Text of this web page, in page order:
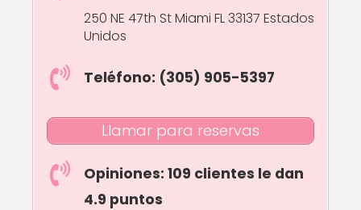
250 NE 47th St Miami FL 33137 Estados
Unidos
Teléfono: (305) 905-5397
Llamar para reservas
Opiniones: 109 clientes le dan
4.9 puntos